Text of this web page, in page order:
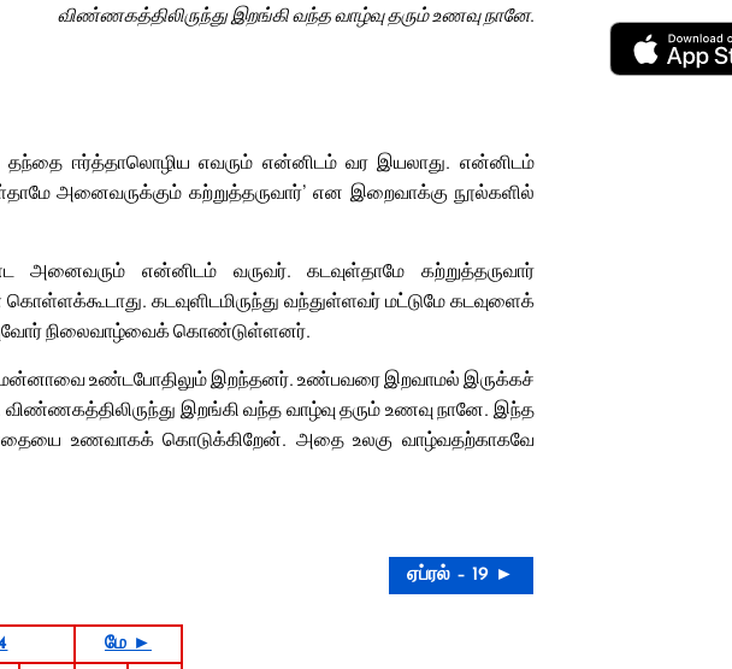
விண்ணகத்திலிருந்து இறங்கி வந்த வாழ்வு தரும் உணவு நானே.
தந்தை ஈர்த்தாலொழிய எவரும் என்னிடம் வர இயலாது. என்னிடம்
அனைவருக்கும் கற்றுத்தருவார்’ என இறைவாக்கு நூல்களில்
அனைவரும் என்னிடம் வருவர். கடவுள்தாமே கற்றுத்தருவார்
கடவுளிடமிருந்து வந்துள்ளவர் மட்டுமே கடவுளைக்
நிலைவாழ்வைக் கொண்டுள்ளனர்.
மன்னாவை உண்டபோதிலும் இறந்தனர். உண்பவரை இறவாமல் இருக்கச்
இறங்கி வந்த வாழ்வு தரும் உணவு நானே. இந்த
உணவாகக் கொடுக்கிறேன். அதை உலகு வாழ்வதற்காகவே
ஏப்ரல் – 19 ►
மே ►